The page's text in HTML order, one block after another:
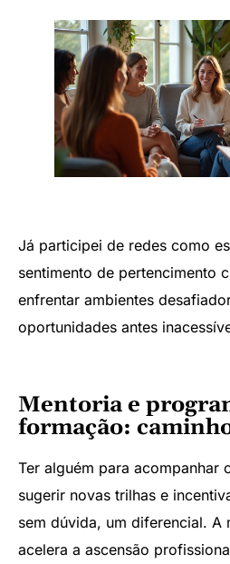
Já participei de redes como
sentimento de pertencimento
enfrentar ambientes
oportunidades antes
Mentoria e
formação:
Ter alguém para acompanhar
sugerir novas trilhas e
sem dúvida, um diferencial. A
acelera a ascensão